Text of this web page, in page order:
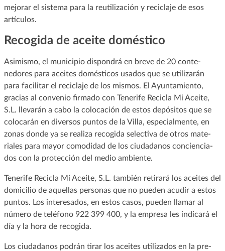
mejorar el sistema para la reutilización y reciclaje de esos
artículos.
Recogida de aceite doméstico
Asimismo, el municipio dispondrá en breve de 20 conte-
nedores para aceites domésticos usados que se utilizarán
para facilitar el reciclaje de los mismos. El Ayuntamiento,
gracias al convenio firmado con Tenerife Recicla Mi Aceite,
S.L. llevarán a cabo la colocación de estos depósitos que se
colocarán en diversos puntos de la Villa, especialmente, en
zonas donde ya se realiza recogida selectiva de otros mate-
riales para mayor comodidad de los ciudadanos conciencia-
dos con la protección del medio ambiente.
Tenerife Recicla Mi Aceite, S.L. también retirará los aceites del
domicilio de aquellas personas que no pueden acudir a estos
puntos. Los interesados, en estos casos, pueden llamar al
número de teléfono 922 399 400, y la empresa les indicará el
día y la hora de recogida.
Los ciudadanos podrán tirar los aceites utilizados en la pre-